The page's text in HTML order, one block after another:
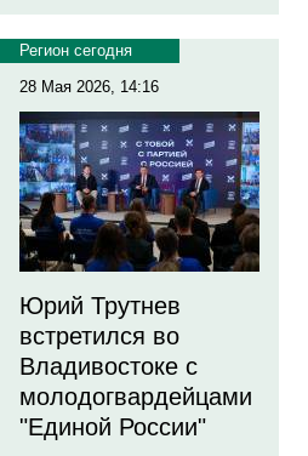
Регион сегодня
28 Мая 2026, 14:16
Юрий Трутнев
встретился во
Владивостоке с
молодогвардейцами
"Единой России"